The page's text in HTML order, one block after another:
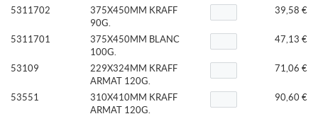
5311702
375X450MM KRAFF
90G.
39,58 €
5311701
375X450MM BLANC
100G.
47,13 €
53109
229X324MM KRAFF
ARMAT 120G.
71,06 €
53551
310X410MM KRAFF
ARMAT 120G.
90,60 €